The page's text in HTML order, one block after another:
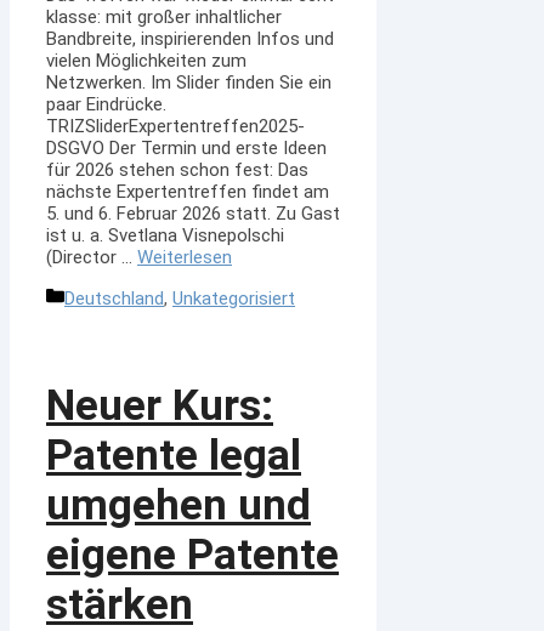
klasse: mit großer inhaltlicher
Bandbreite, inspirierenden Infos und
vielen Möglichkeiten zum
Netzwerken. Im Slider finden Sie ein
paar Eindrücke.
TRIZSliderExpertentreffen2025-
DSGVO Der Termin und erste Ideen
für 2026 stehen schon fest: Das
nächste Expertentreffen findet am
5. und 6. Februar 2026 statt. Zu Gast
ist u. a. Svetlana Visnepolschi
(Director … Weiterlesen
Kategorien
Deutschland, Unkategorisiert
Neuer Kurs:
Patente legal
umgehen und
eigene Patente
stärken